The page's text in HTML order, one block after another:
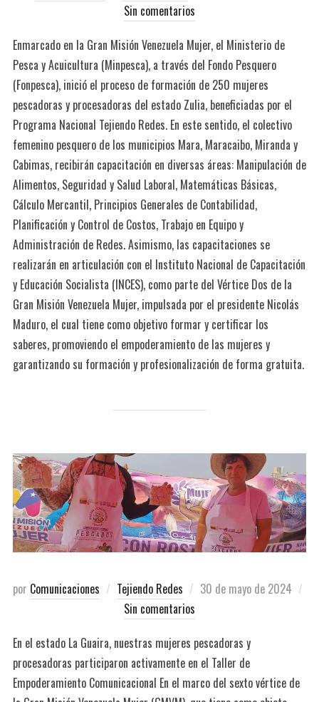
Sin comentarios
Enmarcado en la Gran Misión Venezuela Mujer, el Ministerio de
Pesca y Acuicultura (Minpesca), a través del Fondo Pesquero
(Fonpesca), inició el proceso de formación de 250 mujeres
pescadoras y procesadoras del estado Zulia, beneficiadas por el
Programa Nacional Tejiendo Redes. En este sentido, el colectivo
femenino pesquero de los municipios Mara, Maracaibo, Miranda y
Cabimas, recibirán capacitación en diversas áreas: Manipulación de
Alimentos, Seguridad y Salud Laboral, Matemáticas Básicas,
Cálculo Mercantil, Principios Generales de Contabilidad,
Planificación y Control de Costos, Trabajo en Equipo y
Administración de Redes. Asimismo, las capacitaciones se
realizarán en articulación con el Instituto Nacional de Capacitación
y Educación Socialista (INCES), como parte del Vértice Dos de la
Gran Misión Venezuela Mujer, impulsada por el presidente Nicolás
Maduro, el cual tiene como objetivo formar y certificar los
saberes, promoviendo el empoderamiento de las mujeres y
garantizando su formación y profesionalización de forma gratuita.
por Comunicaciones Tejiendo Redes
30 de mayo de 2024
Sin comentarios
En el estado La Guaira, nuestras mujeres pescadoras y
procesadoras participaron activamente en el Taller de
Empoderamiento Comunicacional En el marco del sexto vértice de